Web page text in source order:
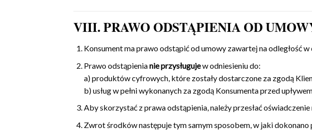
VIII. PRAWO ODSTĄPIENIA OD
Konsument ma prawo odstąpić od umowy zawartej na odległość w
Prawo odstąpienianie przysługujew odniesieniu do:
a) produktów cyfrowych, które zostały dostarczone za zgodą
b) usług w pełni wykonanych za zgodą Konsumenta przed
Aby skorzystać z prawa odstąpienia, należy przesłać oświadczenie
Zwrot środków następuje tym samym sposobem, w jaki dokonano